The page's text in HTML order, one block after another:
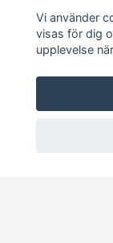
Vi använder
visas för dig
upplevelse